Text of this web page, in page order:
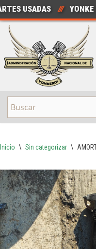
Saltar
al
contenido
USADAS /// YONKE
Inicio \ Sin categorizar \